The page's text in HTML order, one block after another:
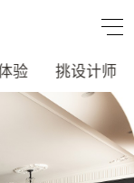
验 挑设计师